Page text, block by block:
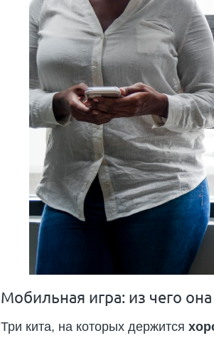
Мобильная игра: из чего она
Три кита, на которых держится